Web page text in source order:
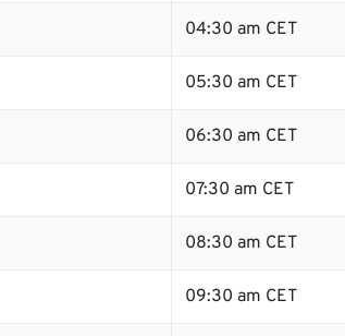
04:30 am CET
05:30 am CET
06:30 am CET
07:30 am CET
08:30 am CET
09:30 am CET